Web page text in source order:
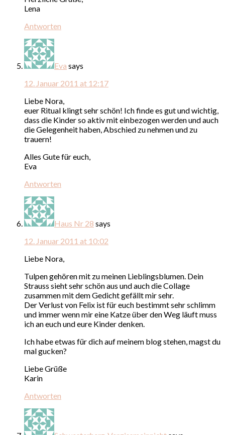
Lena
Antworten
Eva says
12. Januar 2011 at 12:17
Liebe Nora,
euer Ritual klingt sehr schön! Ich finde es gut und wichtig,
dass die Kinder so aktiv mit einbezogen werden und auch
die Gelegenheit haben, Abschied zu nehmen und zu
trauern!
Alles Gute für euch,
Eva
Antworten
Haus Nr 28 says
12. Januar 2011 at 10:02
Liebe Nora,
Tulpen gehören mit zu meinen Lieblingsblumen. Dein
Strauss sieht sehr schön aus und auch die Collage
zusammen mit dem Gedicht gefällt mir sehr.
Der Verlust von Felix ist für euch bestimmt sehr schlimm
und immer wenn mir eine Katze über den Weg läuft muss
ich an euch und eure Kinder denken.
Ich habe etwas für dich auf meinem blog stehen, magst du
mal gucken?
Liebe Grüße
Karin
Antworten